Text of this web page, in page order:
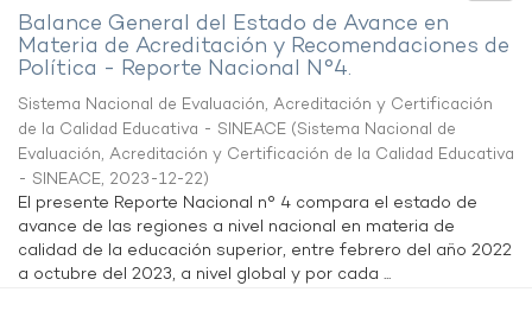
Balance General del Estado de Avance en
Materia de Acreditación y Recomendaciones de
Política - Reporte Nacional N°4.
Sistema Nacional de Evaluación, Acreditación y Certificación
de la Calidad Educativa - SINEACE (Sistema Nacional de
Evaluación, Acreditación y Certificación de la Calidad Educativa
- SINEACE, 2023-12-22)
El presente Reporte Nacional n° 4 compara el estado de
avance de las regiones a nivel nacional en materia de
calidad de la educación superior, entre febrero del año 2022
a octubre del 2023, a nivel global y por cada ...